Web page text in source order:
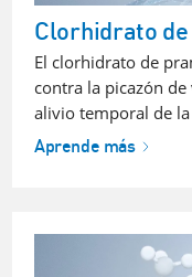
Clorhidrato
El clorhidrato de
contra la picazón
alivio temporal de
Aprende más